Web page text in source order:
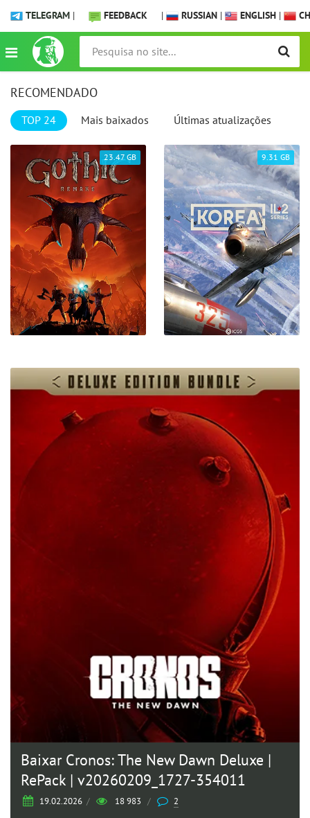
TELEGRAM | FEEDBACK | RUSSIAN | ENGLISH |
RECOMENDADO
TOP 24 Mais baixados Últimas atualizações
23.47 GB 9.31 GB
Baixar Cronos: The New Dawn Deluxe |
RePack | v20260209_1727-354011
19.02.2026 / 18 983 / 2